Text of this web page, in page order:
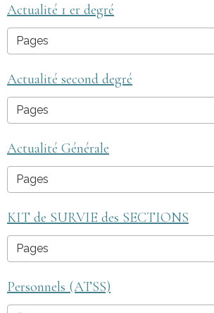
Actualité 1 er degré
Actualité second degré
Actualité Générale
KIT de SURVIE des SECTIONS
Personnels (ATSS)